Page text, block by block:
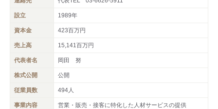
設立 1989年
資本金 423百万円
売上高 15,141百万円
代表者名 岡田 努
株式公開 公開
従業員数 494人
事業内容 営業・販売・接客に特化した人材サービスの提供